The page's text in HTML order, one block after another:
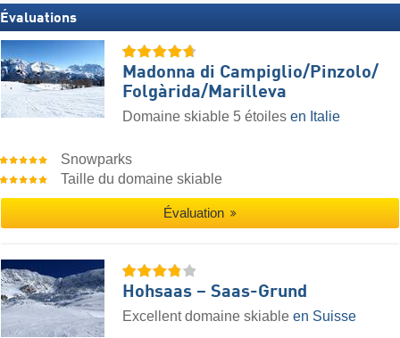
Évaluations
Madonna di Campiglio/​Pinzolo/​
Folgàrida/​Marilleva
Domaine skiable 5 étoiles en Italie
Snowparks
Taille du domaine skiable
Évaluation
Hohsaas – Saas-Grund
Excellent domaine skiable en Suisse